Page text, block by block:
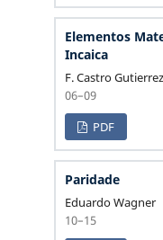
Elementos
Incaica
F. Castro Gutierrez
06–09
PDF
Paridade
Eduardo Wagner
10–15